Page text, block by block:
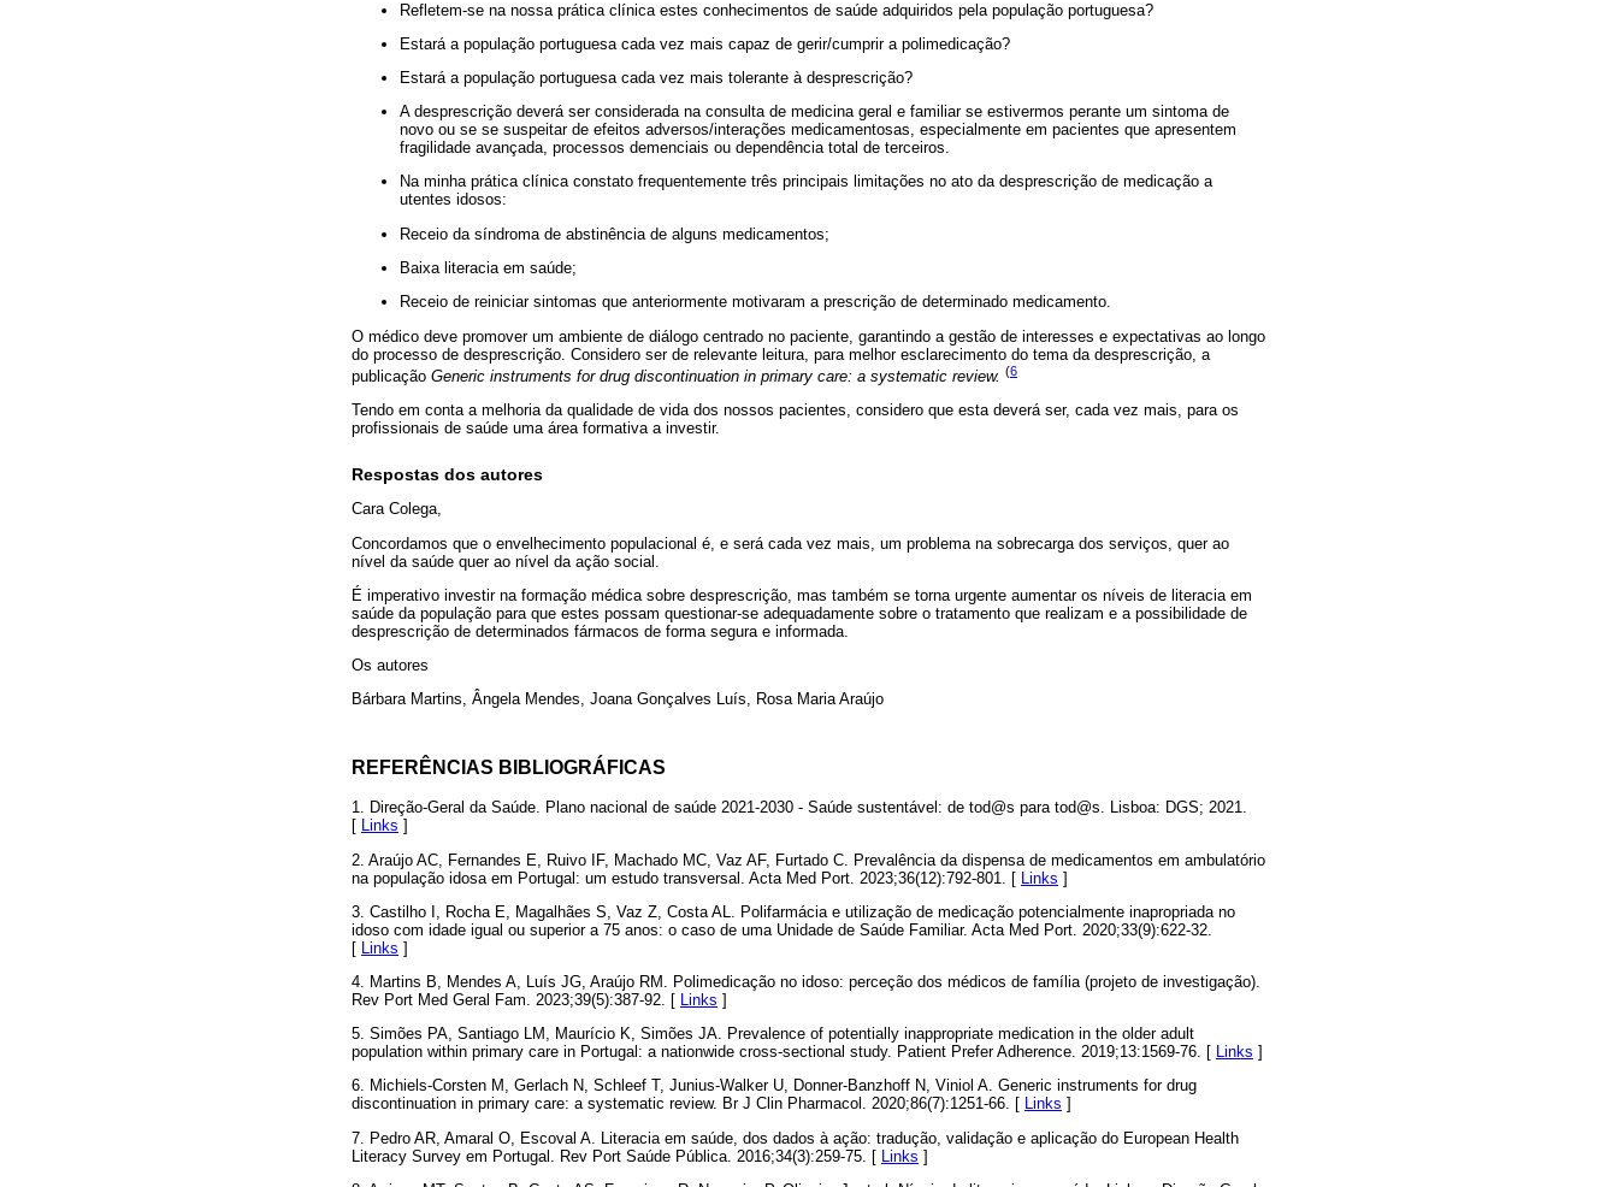
Refletem-se na nossa prática clínica estes conhecimentos de saúde adquiridos pela população portuguesa?
Estará a população portuguesa cada vez mais capaz de gerir/cumprir a polimedicação?
Estará a população portuguesa cada vez mais tolerante à desprescrição?
A desprescrição deverá ser considerada na consulta de medicina geral e familiar se estivermos perante um sintoma de
novo ou se se suspeitar de efeitos adversos/interações medicamentosas, especialmente em pacientes que apresentem
fragilidade avançada, processos demenciais ou dependência total de terceiros.
Na minha prática clínica constato frequentemente três principais limitações no ato da desprescrição de medicação a
utentes idosos:
Receio da síndroma de abstinência de alguns medicamentos;
Baixa literacia em saúde;
Receio de reiniciar sintomas que anteriormente motivaram a prescrição de determinado medicamento.
O médico deve promover um ambiente de diálogo centrado no paciente, garantindo a gestão de interesses e expectativas ao longo
do processo de desprescrição. Considero ser de relevante leitura, para melhor esclarecimento do tema da desprescrição, a
publicação Generic instruments for drug discontinuation in primary care: a systematic review. (6
Tendo em conta a melhoria da qualidade de vida dos nossos pacientes, considero que esta deverá ser, cada vez mais, para os
profissionais de saúde uma área formativa a investir.
Respostas dos autores
Cara Colega,
Concordamos que o envelhecimento populacional é, e será cada vez mais, um problema na sobrecarga dos serviços, quer ao
nível da saúde quer ao nível da ação social.
É imperativo investir na formação médica sobre desprescrição, mas também se torna urgente aumentar os níveis de literacia em
saúde da população para que estes possam questionar-se adequadamente sobre o tratamento que realizam e a possibilidade de
desprescrição de determinados fármacos de forma segura e informada.
Os autores
Bárbara Martins, Ângela Mendes, Joana Gonçalves Luís, Rosa Maria Araújo
REFERÊNCIAS BIBLIOGRÁFICAS
1. Direção-Geral da Saúde. Plano nacional de saúde 2021-2030 - Saúde sustentável: de tod@s para tod@s. Lisboa: DGS; 2021.
[ Links ]
2. Araújo AC, Fernandes E, Ruivo IF, Machado MC, Vaz AF, Furtado C. Prevalência da dispensa de medicamentos em ambulatório
na população idosa em Portugal: um estudo transversal. Acta Med Port. 2023;36(12):792-801. [ Links ]
3. Castilho I, Rocha E, Magalhães S, Vaz Z, Costa AL. Polifarmácia e utilização de medicação potencialmente inapropriada no
idoso com idade igual ou superior a 75 anos: o caso de uma Unidade de Saúde Familiar. Acta Med Port. 2020;33(9):622-32.
[
Links ]
4. Martins B, Mendes A, Luís JG, Araújo RM. Polimedicação no idoso: perceção dos médicos de família (projeto de investigação).
Rev Port Med Geral Fam. 2023;39(5):387-92. [ Links ]
5. Simões PA, Santiago LM, Maurício K, Simões JA. Prevalence of potentially inappropriate medication in the older adult
population within primary care in Portugal: a nationwide cross-sectional study. Patient Prefer Adherence. 2019;13:1569-76. [ Links ]
6. Michiels-Corsten M, Gerlach N, Schleef T, Junius-Walker U, Donner-Banzhoff N, Viniol A. Generic instruments for drug
discontinuation in primary care: a systematic review. Br J Clin Pharmacol. 2020;86(7):1251-66. [ Links ]
7. Pedro AR, Amaral O, Escoval A. Literacia em saúde, dos dados à ação: tradução, validação e aplicação do European Health
Literacy Survey em Portugal. Rev Port Saúde Pública. 2016;34(3):259-75. [ Links ]